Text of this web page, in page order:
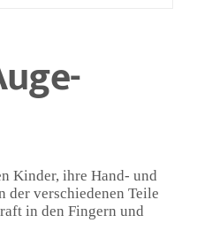
Kinder, ihre Hand- und
der verschiedenen Teile
in den Fingern und